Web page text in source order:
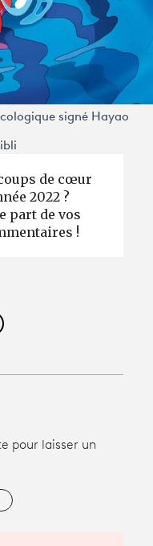
signé Hayao
de cœur
2022 ?
part de vos
!
cet article sur
cet article sur
pour laisser un